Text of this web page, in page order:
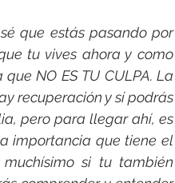
que estás pasando por
tu vives ahora y como
NO ES TU CULPA. La
recuperación y sí podrás
pero para llegar ahí, es
importancia que tiene el
si tu también